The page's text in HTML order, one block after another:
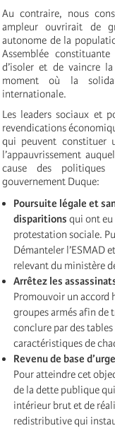
Au contraire, nous
ampleur ouvrirait de
autonome de la
Assemblée
d’isoler et de vaincre
moment où la
internationale.
Les leaders sociaux et
revendications
qui peuvent constituer
l’appauvrissement
cause des politiques
gouvernement Duque:
Poursuite légale et
disparitions qui ont
protestation sociale.
Démanteler l’ESMAD
relevant du ministère
Arrêtez les
Promouvoir un accord
groupes armés afin
conclure par des
caractéristiques de
Revenu de base
Pour atteindre cet
de la dette publique
intérieur brut et de
redistributive qui